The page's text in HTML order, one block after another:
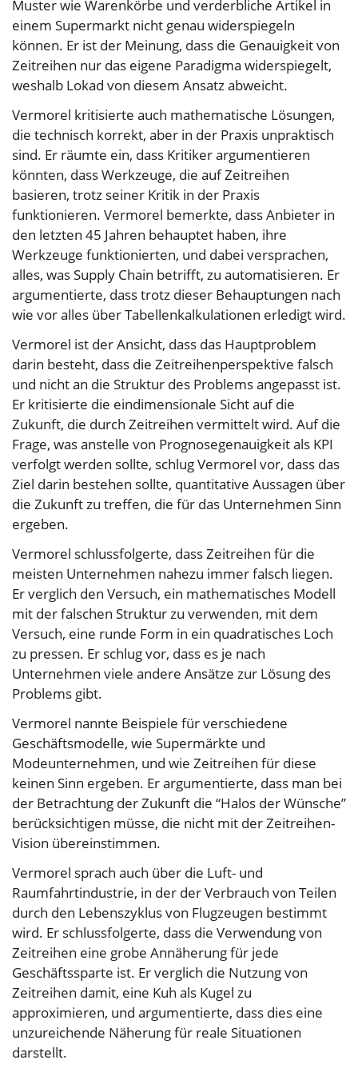
Muster wie Warenkörbe und verderbliche Artikel in
einem Supermarkt nicht genau widerspiegeln
können. Er ist der Meinung, dass die Genauigkeit von
Zeitreihen nur das eigene Paradigma widerspiegelt,
weshalb Lokad von diesem Ansatz abweicht.
Vermorel kritisierte auch mathematische Lösungen,
die technisch korrekt, aber in der Praxis unpraktisch
sind. Er räumte ein, dass Kritiker argumentieren
könnten, dass Werkzeuge, die auf Zeitreihen
basieren, trotz seiner Kritik in der Praxis
funktionieren. Vermorel bemerkte, dass Anbieter in
den letzten 45 Jahren behauptet haben, ihre
Werkzeuge funktionierten, und dabei versprachen,
alles, was Supply Chain betrifft, zu automatisieren. Er
argumentierte, dass trotz dieser Behauptungen nach
wie vor alles über Tabellenkalkulationen erledigt wird.
Vermorel ist der Ansicht, dass das Hauptproblem
darin besteht, dass die Zeitreihenperspektive falsch
und nicht an die Struktur des Problems angepasst ist.
Er kritisierte die eindimensionale Sicht auf die
Zukunft, die durch Zeitreihen vermittelt wird. Auf die
Frage, was anstelle von Prognosegenauigkeit als KPI
verfolgt werden sollte, schlug Vermorel vor, dass das
Ziel darin bestehen sollte, quantitative Aussagen über
die Zukunft zu treffen, die für das Unternehmen Sinn
ergeben.
Vermorel schlussfolgerte, dass Zeitreihen für die
meisten Unternehmen nahezu immer falsch liegen.
Er verglich den Versuch, ein mathematisches Modell
mit der falschen Struktur zu verwenden, mit dem
Versuch, eine runde Form in ein quadratisches Loch
zu pressen. Er schlug vor, dass es je nach
Unternehmen viele andere Ansätze zur Lösung des
Problems gibt.
Vermorel nannte Beispiele für verschiedene
Geschäftsmodelle, wie Supermärkte und
Modeunternehmen, und wie Zeitreihen für diese
keinen Sinn ergeben. Er argumentierte, dass man bei
der Betrachtung der Zukunft die “Halos der Wünsche”
berücksichtigen müsse, die nicht mit der Zeitreihen-
Vision übereinstimmen.
Vermorel sprach auch über die Luft- und
Raumfahrtindustrie, in der der Verbrauch von Teilen
durch den Lebenszyklus von Flugzeugen bestimmt
wird. Er schlussfolgerte, dass die Verwendung von
Zeitreihen eine grobe Annäherung für jede
Geschäftssparte ist. Er verglich die Nutzung von
Zeitreihen damit, eine Kuh als Kugel zu
approximieren, und argumentierte, dass dies eine
unzureichende Näherung für reale Situationen
darstellt.